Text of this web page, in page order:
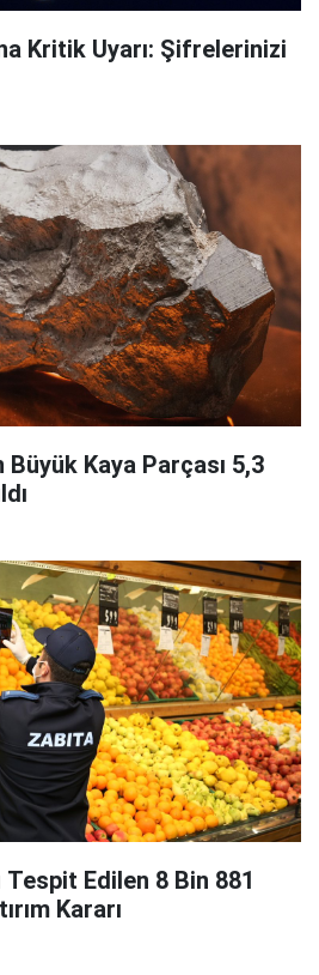
Kritik Uyarı: Şifrelerinizi
Kaya Parçası 5,3
Tespit Edilen 8 Bin 881
Kararı